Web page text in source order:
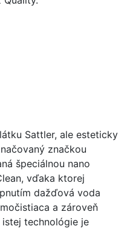
Sattler, ale esteticky
značkou
špeciálnou nano
vďaka ktorej
dažďová voda
a zároveň
technológie je